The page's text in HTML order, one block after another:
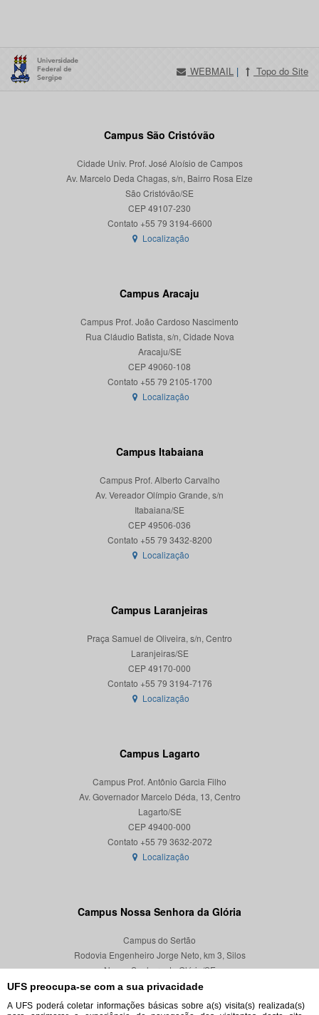
UFS preocupa-se com a sua privacidade
A UFS poderá coletar informações básicas sobre a(s) visita(s) realizada(s)
WEBMAIL | Topo do Site
Campus São Cristóvão
Cidade Univ. Prof. José Aloísio de Campos
Av. Marcelo Deda Chagas, s/n, Bairro Rosa Elze
São Cristóvão/SE
CEP 49107-230
Localização
Campus Aracaju
Campus Prof. João Cardoso Nascimento
Rua Cláudio Batista, s/n, Cidade Nova
Aracaju/SE
CEP 49060-108
Localização
Campus Itabaiana
Campus Prof. Alberto Carvalho
Av. Vereador Olímpio Grande, s/n
Itabaiana/SE
CEP 49506-036
Localização
Campus Laranjeiras
Praça Samuel de Oliveira, s/n, Centro
Laranjeiras/SE
CEP 49170-000
Localização
Campus Lagarto
Campus Prof. Antônio Garcia Filho
Av. Governador Marcelo Déda, 13, Centro
Lagarto/SE
CEP 49400-000
Localização
Campus Nossa Senhora da Glória
Campus do Sertão
Rodovia Engenheiro Jorge Neto, km 3, Silos
Nossa Senhora da Glória/SE
CEP 49680-000